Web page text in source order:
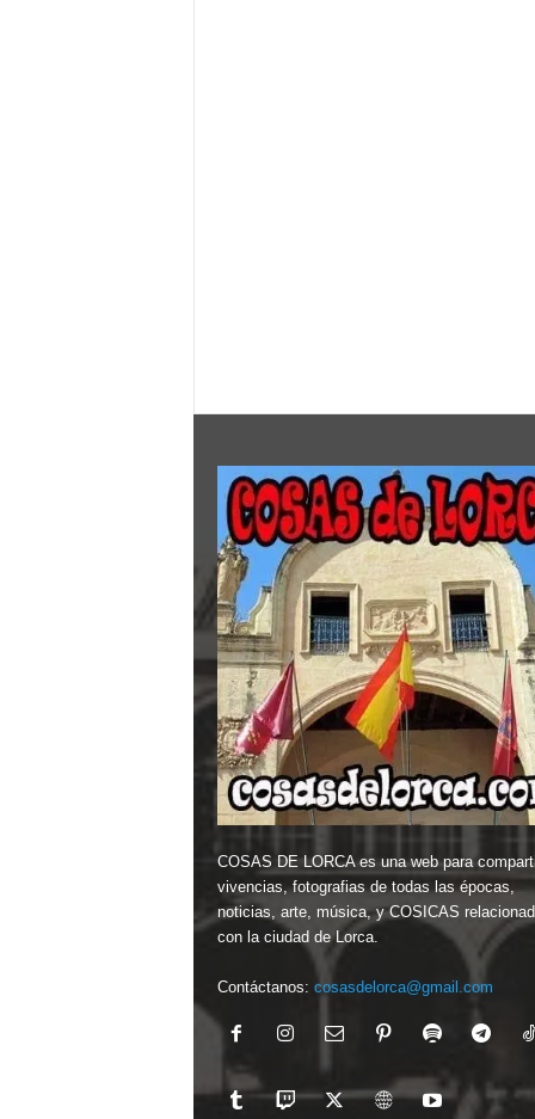
COSAS DE LORCA es una web para
vivencias, fotografias de todas las épocas,
noticias, arte, música, y COSICAS
con la ciudad de Lorca.
Contáctanos: cosasdelorca@gmail.com